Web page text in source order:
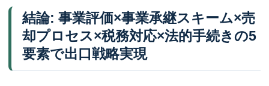
結論: 事業評価×事業承継スキーム×売
却プロセス×税務対応×法的手続きの5
要素で出口戦略実現